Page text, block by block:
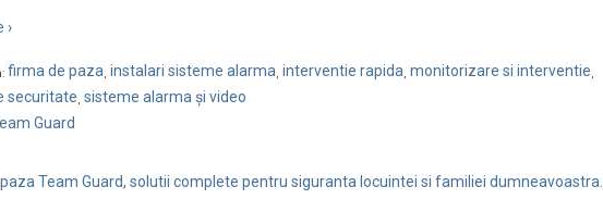
›
firma de paza instalari sisteme alarma interventie rapida monitorizare si interventie
securitate sisteme alarma și video
Guard
Team Guard, solutii complete pentru siguranta locuintei si familiei dumneavoastra.